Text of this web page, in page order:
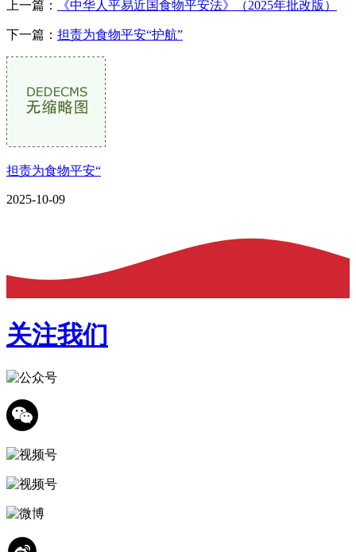
上一篇： 《中华人平易近国食物平安法》（2025年批改版）
下一篇： 担责为食物平安“护航”
担责为食物平安“
2025-10-09
关注我们